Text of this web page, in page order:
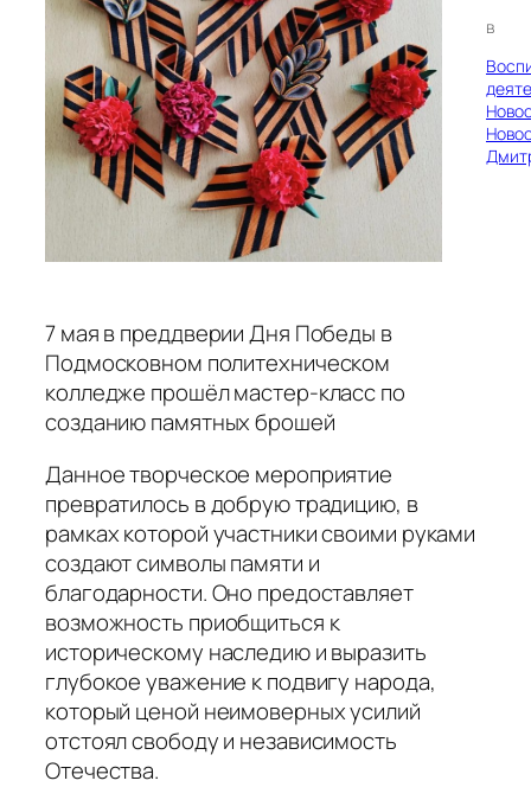
в
7 мая в преддверии Дня Победы в
Подмосковном политехническом
колледже прошёл мастер-класс по
созданию памятных брошей
Данное творческое мероприятие
превратилось в добрую традицию, в
рамках которой участники своими руками
создают символы памяти и
благодарности. Оно предоставляет
возможность приобщиться к
историческому наследию и выразить
глубокое уважение к подвигу народа,
который ценой неимоверных усилий
отстоял свободу и независимость
Отечества.